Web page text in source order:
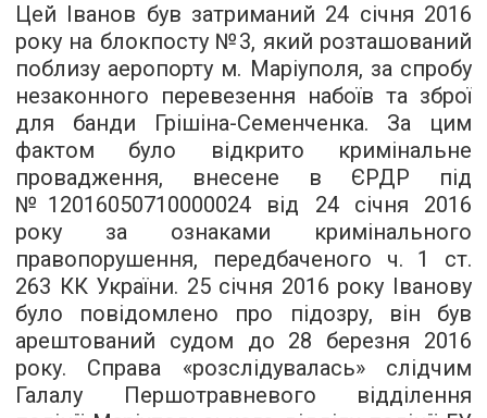
Цей Іванов був затриманий 24 січня 2016
року на блокпосту №3, який розташований
поблизу аеропорту м. Маріуполя, за спробу
незаконного перевезення набоїв та зброї
для банди Грішіна-Семенченка. За цим
фактом було відкрито кримінальне
провадження, внесене в ЄРДР під
№12016050710000024 від 24 січня 2016
року за ознаками кримінального
правопорушення, передбаченого ч. 1 ст.
263 КК України. 25 січня 2016 року Іванову
було повідомлено про підозру, він був
арештований судом до 28 березня 2016
року. Справа «розслідувалась» слідчим
Галалу Першотравневого відділення